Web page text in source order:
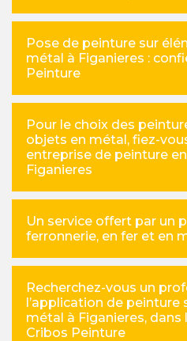
Pose de peinture sur
métal à Figanieres :
Peinture
Pour le choix des
objets en métal, fiez-
entreprise de peinture
Figanieres
Un service offert par un
ferronnerie, en fer et en
Recherchez-vous un
l’application de peinture
métal à Figanieres, dans
Cribos Peinture